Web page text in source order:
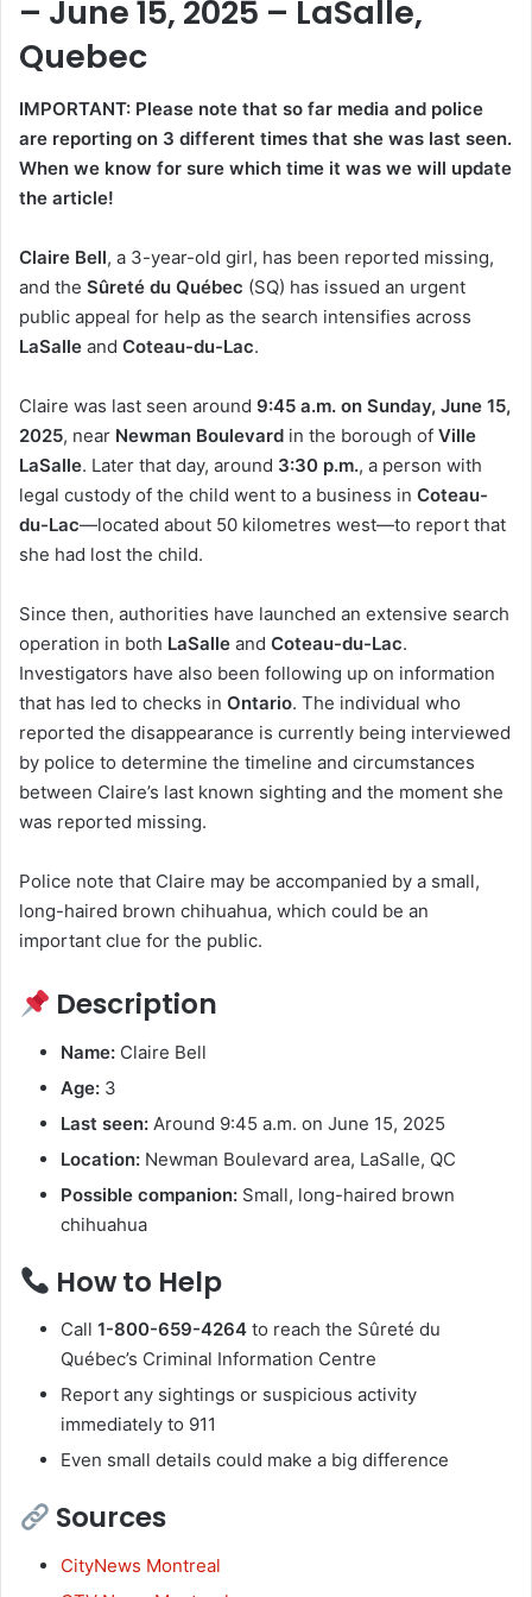
– June 15, 2025 – LaSalle,
Quebec
IMPORTANT: Please note that so far media and police
are reporting on 3 different times that she was last seen.
When we know for sure which time it was we will update
the article!
Claire Bell, a 3-year-old girl, has been reported missing,
and the Sûreté du Québec (SQ) has issued an urgent
public appeal for help as the search intensifies across
LaSalle and Coteau-du-Lac.
Claire was last seen around 9:45 a.m. on Sunday, June 15,
2025, near Newman Boulevard in the borough of Ville
LaSalle. Later that day, around 3:30 p.m., a person with
legal custody of the child went to a business in Coteau-
du-Lac—located about 50 kilometres west—to report that
she had lost the child.
Since then, authorities have launched an extensive search
operation in both LaSalle and Coteau-du-Lac.
Investigators have also been following up on information
that has led to checks in Ontario. The individual who
reported the disappearance is currently being interviewed
by police to determine the timeline and circumstances
between Claire’s last known sighting and the moment she
was reported missing.
Police note that Claire may be accompanied by a small,
long-haired brown chihuahua, which could be an
important clue for the public.
Description
Name: Claire Bell
Age: 3
Last seen: Around 9:45 a.m. on June 15, 2025
Location: Newman Boulevard area, LaSalle, QC
Possible companion: Small, long-haired brown
chihuahua
How to Help
Call 1-800-659-4264 to reach the Sûreté du
Québec’s Criminal Information Centre
Report any sightings or suspicious activity
immediately to 911
Even small details could make a big difference
Sources
CityNews Montreal